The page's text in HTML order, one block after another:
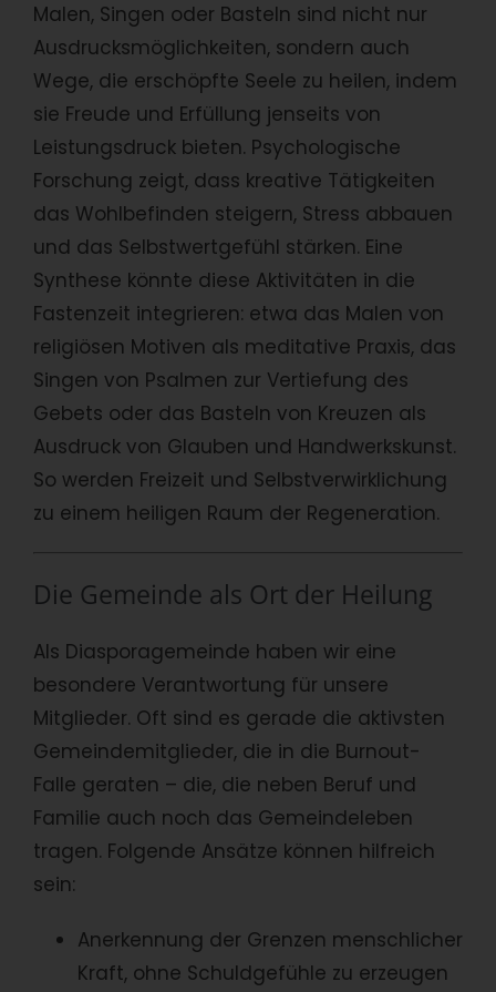
Malen, Singen oder Basteln sind nicht nur
Ausdrucksmöglichkeiten, sondern auch
Wege, die erschöpfte Seele zu heilen, indem
sie Freude und Erfüllung jenseits von
Leistungsdruck bieten. Psychologische
Forschung zeigt, dass kreative Tätigkeiten
das Wohlbefinden steigern, Stress abbauen
und das Selbstwertgefühl stärken. Eine
Synthese könnte diese Aktivitäten in die
Fastenzeit integrieren: etwa das Malen von
religiösen Motiven als meditative Praxis, das
Singen von Psalmen zur Vertiefung des
Gebets oder das Basteln von Kreuzen als
Ausdruck von Glauben und Handwerkskunst.
So werden Freizeit und Selbstverwirklichung
zu einem heiligen Raum der Regeneration.
Die Gemeinde als Ort der Heilung
Als Diasporagemeinde haben wir eine
besondere Verantwortung für unsere
Mitglieder. Oft sind es gerade die aktivsten
Gemeindemitglieder, die in die Burnout-
Falle geraten – die, die neben Beruf und
Familie auch noch das Gemeindeleben
tragen. Folgende Ansätze können hilfreich
sein:
Anerkennung der Grenzen menschlicher
Kraft, ohne Schuldgefühle zu erzeugen